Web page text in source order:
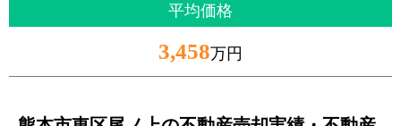
平均価格
3,458万円